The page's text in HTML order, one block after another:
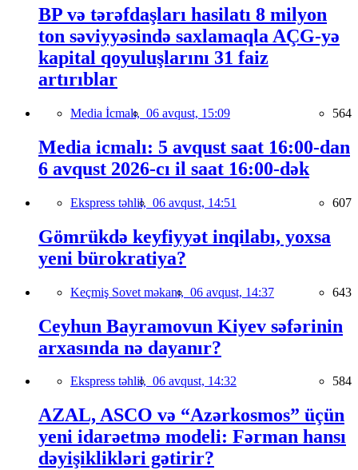
BP və tərəfdaşları hasilatı 8 milyon
ton səviyyəsində saxlamaqla AÇG-yə
kapital qoyuluşlarını 31 faiz
artırıblar
Media İcmalı, 06 avqust, 15:09 564
Media icmalı: 5 avqust saat 16:00-dan
6 avqust 2026-cı il saat 16:00-dək
Ekspress təhlil, 06 avqust, 14:51 607
Gömrükdə keyfiyyət inqilabı, yoxsa
yeni bürokratiya?
Keçmiş Sovet məkanı, 06 avqust, 14:37 643
Ceyhun Bayramovun Kiyev səfərinin
arxasında nə dayanır?
Ekspress təhlil, 06 avqust, 14:32 584
AZAL, ASCO və “Azərkosmos” üçün
yeni idarəetmə modeli: Fərman hansı
dəyişiklikləri gətirir?